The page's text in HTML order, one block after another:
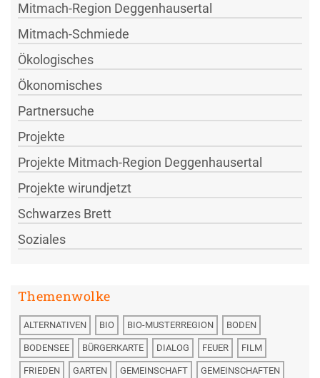
Mitmach-Region Deggenhausertal
Mitmach-Schmiede
Ökologisches
Ökonomisches
Partnersuche
Projekte
Projekte Mitmach-Region Deggenhausertal
Projekte wirundjetzt
Schwarzes Brett
Soziales
Themenwolke
ALTERNATIVEN BIO BIO-MUSTERREGION BODEN
BODENSEE BÜRGERKARTE DIALOG FEUER FILM
FRIEDEN GARTEN GEMEINSCHAFT GEMEINSCHAFTEN